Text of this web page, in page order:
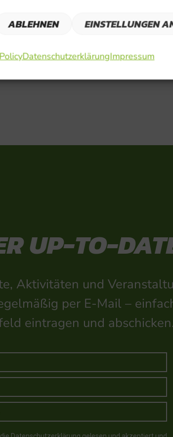
ABLEHNEN EINSTELLUNGEN
DatenschutzerklärungImpressum
UP-TO-
Aktivitäten und
per E-Mail –
eintragen und